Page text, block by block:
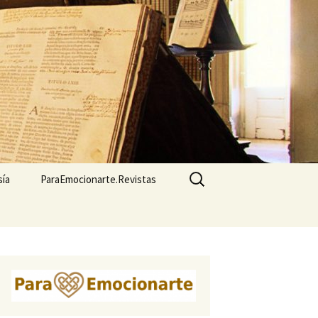
ParaEmocionarte.Revistas Buscar: